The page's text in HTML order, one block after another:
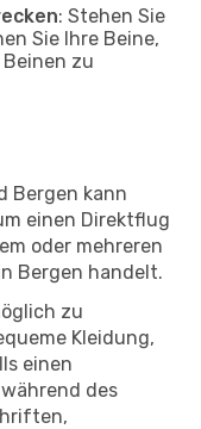
: Stehen Sie
Sie Ihre Beine,
zu
Bergen kann
einen Direktflug
oder mehreren
Bergen handelt.
zu
Kleidung,
einen
des